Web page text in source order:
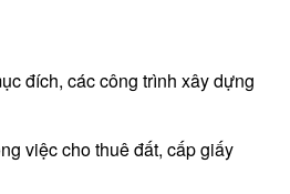
đích, các công trình xây dựng
việc cho thuê đất, cấp giấy